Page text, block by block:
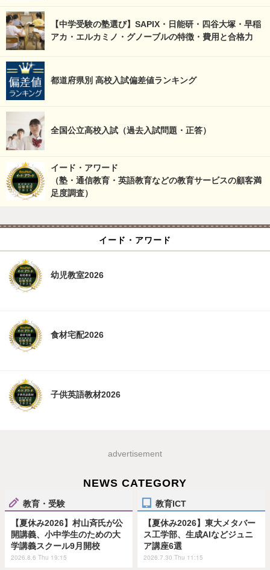
【中学受験の塾選び】SAPIX・日能研・四谷大塚・早稲
アカ・エルカミノ・グノーブルの特徴・費用と合格力
都道府県別 高校入試偏差値ランキング
全国公立高校入試（過去入試問題・正答）
イード・アワード
（塾・通信教育・英語教育などの教育サービスの顧客満
足度調査）
イード・アワード
幼児教室2026
食材宅配2026
子供英語教材2026
advertisement
NEWS CATEGORY
教育・受験
【夏休み2026】村山斉氏が公
開講義、小中学生のための大
学講義スクール9月開校
2026.8.6 Thu 19:15
教育ICT
【夏休み2026】東大メタバー
ス工学部、生成AIなどジュニ
ア講座6選
2026.7.30 Thu 11:15